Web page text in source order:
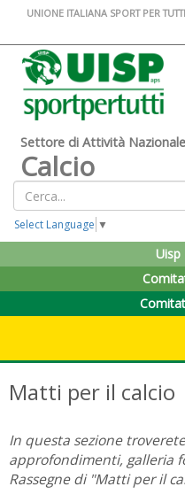
UNIONE ITALIANA SPORT PER TUTTI
Settore di Attività Nazionale
Calcio
Select Language ▼
Uisp
Matti per il calcio
In questa sezione
approfondimenti, galleria
Rassegne di "Matti per il